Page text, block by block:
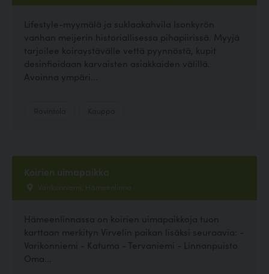
Lifestyle-myymälä ja suklaakahvila Isonkyrön
vanhan meijerin historiallisessa pihapiirissä. Myyjä
tarjoilee koiraystävälle vettä pyynnöstä, kupit
desinfioidaan karvaisten asiakkaiden välillä.
Avoinna ympäri...
Koirien uimapaikka
Varikonniemi, Hämeenlinna
Hämeenlinnassa on koirien uimapaikkoja tuon
karttaan merkityn Virvelin paikan lisäksi seuraavia: -
Varikonniemi - Katuma - Tervaniemi - Linnanpuisto
Oma...